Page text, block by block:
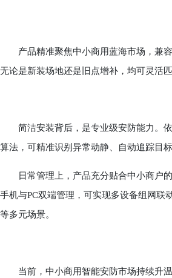
产品精准聚焦中小商用蓝海市场，兼容
无论是新装场地还是旧点增补，均可灵活
简洁安装背后，是专业级安防能力。依
算法，可精准识别异常动静、自动追踪目
日常管理上，产品充分贴合中小商户的
手机与PC双端管理，可实现多设备组网联
等多元场景。
当前，中小商用智能安防市场持续升温